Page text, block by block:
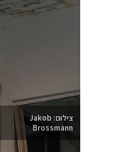
צילום: Jakob
Brossmann